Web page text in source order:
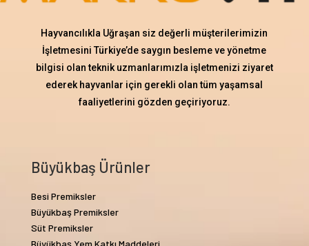
Hayvancılıkla Uğraşan siz değerli müşterilerimizin
İşletmesini Türkiye’de saygın besleme ve yönetme
bilgisi olan teknik uzmanlarımızla işletmenizi ziyaret
ederek hayvanlar için gerekli olan tüm yaşamsal
faaliyetlerini gözden geçiriyoruz.
Büyükbaş Ürünler
Besi Premiksler
Büyükbaş Premiksler
Süt Premiksler
Büyükbaş Yem Katkı Maddeleri